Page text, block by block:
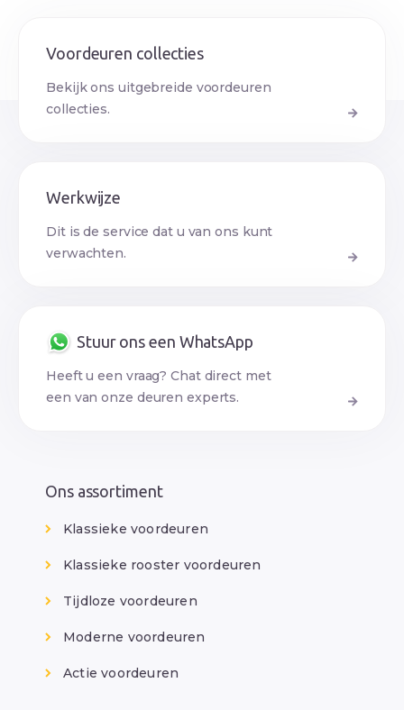
Voordeuren collecties
Bekijk ons uitgebreide voordeuren
collecties.
Werkwijze
Dit is de service dat u van ons kunt
verwachten.
Stuur ons een WhatsApp
Heeft u een vraag? Chat direct met
een van onze deuren experts.
Ons assortiment
Klassieke voordeuren
Klassieke rooster voordeuren
Tijdloze voordeuren
Moderne voordeuren
Actie voordeuren